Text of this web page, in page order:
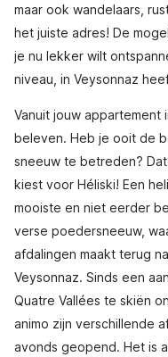
maar ook wandelaars,
het juiste adres! De
je nu lekker wilt
niveau, in Veysonnaz
Vanuit jouw appartement
beleven. Heb je ooit de
sneeuw te betreden? Dat
kiest voor Héliski! Een
mooiste en niet eerder
verse poedersneeuw,
afdalingen maakt terug
Veysonnaz. Sinds een
Quatre Vallées te skiën
animo zijn verschillende
avonds geopend. Het is